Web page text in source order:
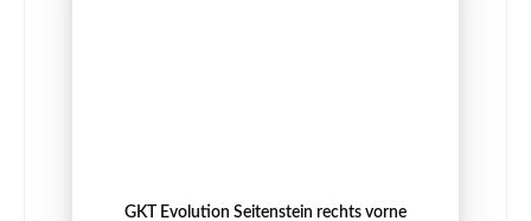
GKT Evolution Seitenstein rechts vorne